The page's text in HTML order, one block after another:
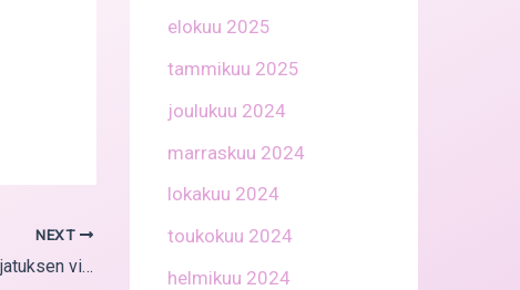
NEXT
Kirjoitustehtävä: Opi kirjoittamaan ajatuksen virtaa konkretialla
elokuu 2025
tammikuu 2025
joulukuu 2024
marraskuu 2024
lokakuu 2024
toukokuu 2024
helmikuu 2024